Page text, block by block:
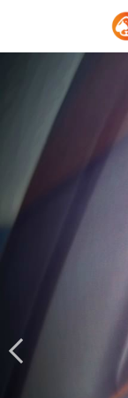
前期
前期
前期
守
专业
前期